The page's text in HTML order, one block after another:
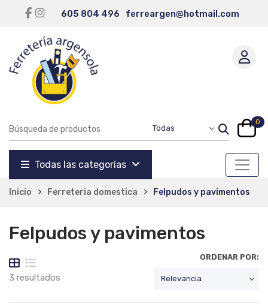
605 804 496 ferreargen@hotmail.com
0
Todas las categorías
Inicio Ferreteria domestica Felpudos y pavimentos
Felpudos y pavimentos
3 resultados
ORDENAR POR: